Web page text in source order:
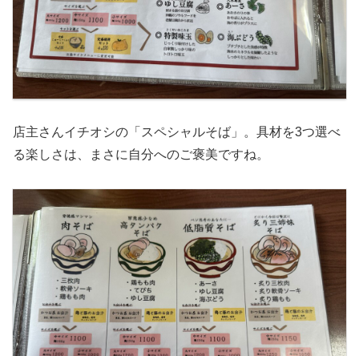
店主さんイチオシの「スペシャルそば」。具材を3つ選べ
る楽しさは、まさに自分へのご褒美ですね。